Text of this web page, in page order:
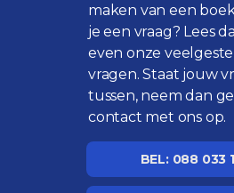
maken van een
je een vraag? Lees
even onze
vragen. Staat jouw
tussen, neem dan
contact met ons op.
BEL: 088 033